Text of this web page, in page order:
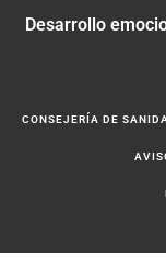
Desarrollo
CONSEJERÍA DE